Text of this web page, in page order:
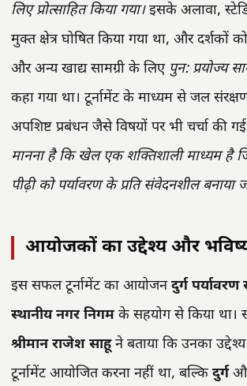
लिए प्रोत्साहित किया गया।इसके अलावा,
मुक्त क्षेत्र घोषित किया गया था, और दर्शकों
और अन्य खाद्य सामग्री के लिए पुन: प्रयोज्य
कहा गया था। टूर्नामेंट के माध्यम से जल
अपशिष्ट प्रबंधन जैसे विषयों पर भी चर्चा की
मानना है कि खेल एक शक्तिशाली माध्यम है
पीढ़ी को पर्यावरण के प्रति संवेदनशील बनाया
आयोजकों का उद्देश्य और
इस सफल टूर्नामेंट का आयोजनदुर्ग
स्थानीय नगर निगम के सहयोग से किया था।
श्रीमान राजेश साहूने बताया कि उनका
टूर्नामेंट आयोजित करना नहीं था, बल्कि दुर्ग